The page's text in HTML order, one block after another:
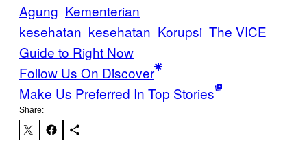
Agung Kementerian
kesehatan kesehatan Korupsi The VICE
Guide to Right Now
Follow Us On Discover
Make Us Preferred In Top Stories
Share: